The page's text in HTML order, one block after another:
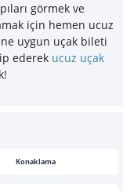
görmek ve
için hemen ucuz
uygun uçak bileti
ederek ucuz uçak
Konaklama